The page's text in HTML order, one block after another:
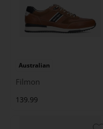
Australian
Filmon
139.99